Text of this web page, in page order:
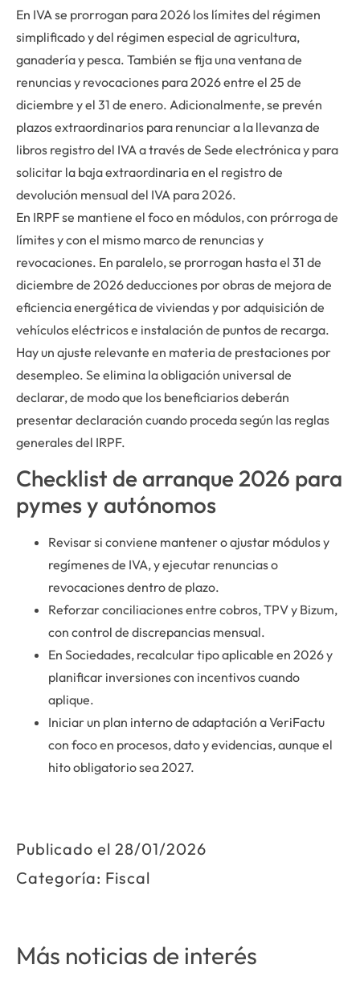
En IVA se prorrogan para 2026 los límites del régimen
simplificado y del régimen especial de agricultura,
ganadería y pesca. También se fija una ventana de
renuncias y revocaciones para 2026 entre el 25 de
diciembre y el 31 de enero. Adicionalmente, se prevén
plazos extraordinarios para renunciar a la llevanza de
libros registro del IVA a través de Sede electrónica y para
solicitar la baja extraordinaria en el registro de
devolución mensual del IVA para 2026.
En IRPF se mantiene el foco en módulos, con prórroga de
límites y con el mismo marco de renuncias y
revocaciones. En paralelo, se prorrogan hasta el 31 de
diciembre de 2026 deducciones por obras de mejora de
eficiencia energética de viviendas y por adquisición de
vehículos eléctricos e instalación de puntos de recarga.
Hay un ajuste relevante en materia de prestaciones por
desempleo. Se elimina la obligación universal de
declarar, de modo que los beneficiarios deberán
presentar declaración cuando proceda según las reglas
generales del IRPF.
Checklist de arranque 2026 para
pymes y autónomos
Revisar si conviene mantener o ajustar módulos y
regímenes de IVA, y ejecutar renuncias o
revocaciones dentro de plazo.
Reforzar conciliaciones entre cobros, TPV y Bizum,
con control de discrepancias mensual.
En Sociedades, recalcular tipo aplicable en 2026 y
planificar inversiones con incentivos cuando
aplique.
Iniciar un plan interno de adaptación a VeriFactu
con foco en procesos, dato y evidencias, aunque el
hito obligatorio sea 2027.
Publicado el 28/01/2026
Categoría: Fiscal
Más noticias de interés